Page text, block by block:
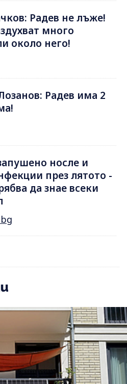
Радев не лъже!
много
около него!
Радев има 2
носле и
през лятотo -
да знае всеки